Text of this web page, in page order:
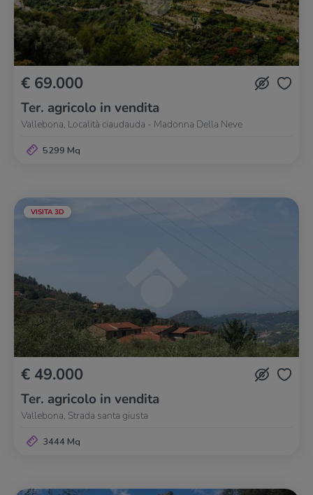
€ 69.000
Ter. agricolo in vendita
Vallebona, Località ciaudauda - Madonna Della Neve
5299 Mq
VISITA 3D
€ 49.000
Ter. agricolo in vendita
Vallebona, Strada santa giusta
3444 Mq